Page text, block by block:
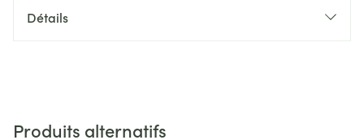
Détails
Produits alternatifs